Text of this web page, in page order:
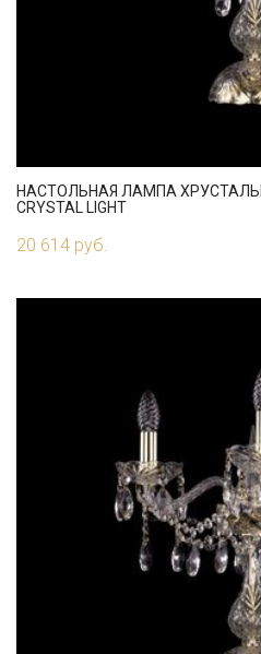
НАСТОЛЬНАЯ ЛАМПА
CRYSTAL LIGHT
20 614 руб.